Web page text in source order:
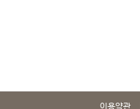
이용약관